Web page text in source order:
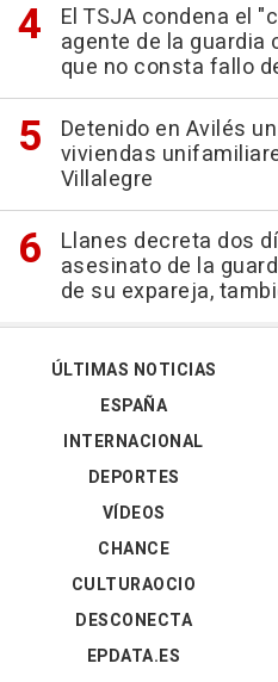
El TSJA condena el
agente de la guardia
que no consta fallo
Detenido en Avilés
viviendas
Villalegre
Llanes decreta dos
asesinato de la
de su expareja,
ÚLTIMAS NOTICIAS
ESPAÑA
INTERNACIONAL
DEPORTES
VÍDEOS
CHANCE
CULTURAOCIO
DESCONECTA
EPDATA.ES